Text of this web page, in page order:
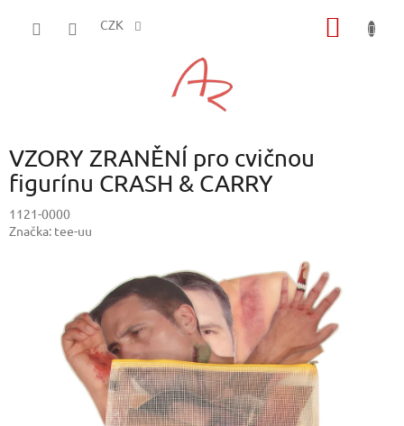
CZK
VZORY ZRANĚNÍ pro cvičnou
figurínu CRASH & CARRY
1121-0000
Značka: tee-uu